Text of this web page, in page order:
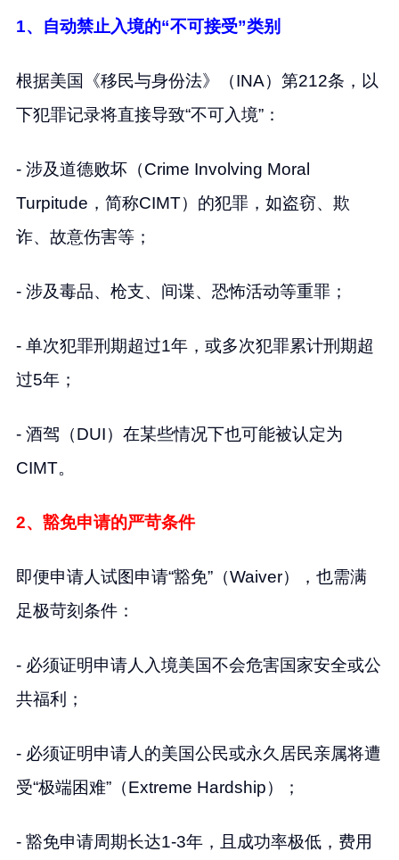
1、自动禁止入境的“不可接受”类别
根据美国《移民与身份法》（INA）第212条，以
下犯罪记录将直接导致“不可入境”：
- 涉及道德败坏（Crime Involving Moral
Turpitude，简称CIMT）的犯罪，如盗窃、欺
诈、故意伤害等；
- 涉及毒品、枪支、间谍、恐怖活动等重罪；
- 单次犯罪刑期超过1年，或多次犯罪累计刑期超
过5年；
- 酒驾（DUI）在某些情况下也可能被认定为
CIMT。
2、豁免申请的严苛条件
即便申请人试图申请“豁免”（Waiver），也需满
足极苛刻条件：
- 必须证明申请人入境美国不会危害国家安全或公
共福利；
- 必须证明申请人的美国公民或永久居民亲属将遭
受“极端困难”（Extreme Hardship）；
- 豁免申请周期长达1-3年，且成功率极低，费用